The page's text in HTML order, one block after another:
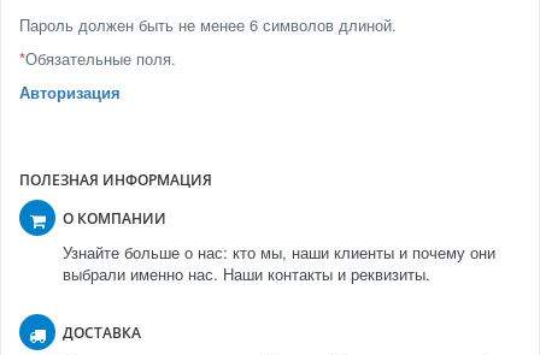
Пароль должен быть не менее 6 символов длиной.
*Обязательные поля.
Авторизация
ПОЛЕЗНАЯ ИНФОРМАЦИЯ
О КОМПАНИИ
Узнайте больше о нас: кто мы, наши клиенты и почему они
выбрали именно нас. Наши контакты и реквизиты.
ДОСТАВКА